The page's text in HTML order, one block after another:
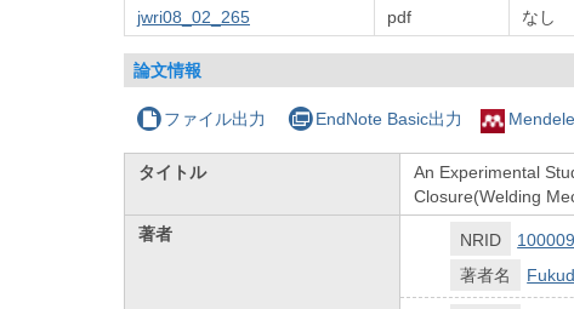
jwri08_02_265 pdf なし
論文情報
ファイル出力 EndNote Basic出力
タイトル
An Experimental
Closure(Welding
著者
NRID
著者名